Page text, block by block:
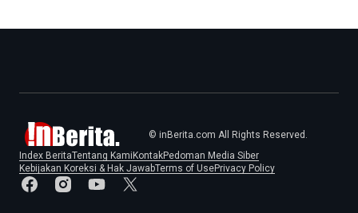
© inBerita.com All Rights Reserved.
Index BeritaTentang Kami KontakPedoman Media Siber
Kebijakan Koreksi & Hak JawabTerms of UsePrivacy Policy